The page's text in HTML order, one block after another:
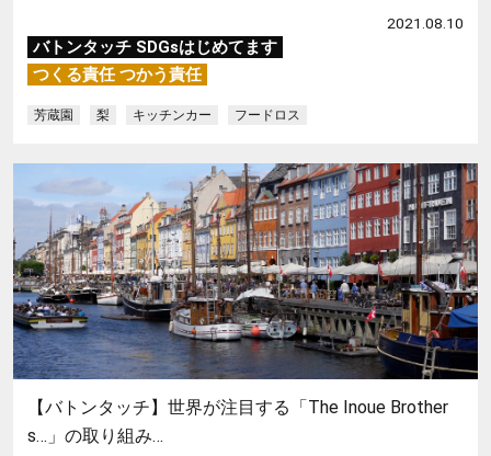
2021.08.10
バトンタッチ SDGsはじめてます
つくる責任 つかう責任
芳蔵園 梨 キッチンカー フードロス
【バトンタッチ】世界が注目する「The Inoue Brother
s…」の取り組み…